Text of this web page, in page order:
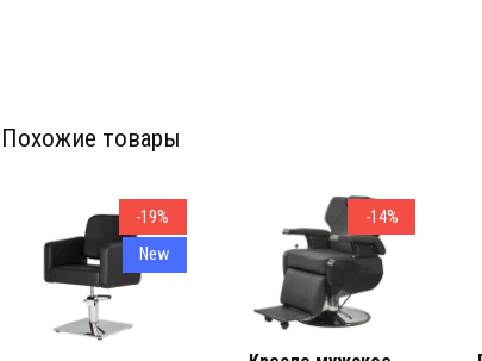
Похожие товары
-19%
New
-14%